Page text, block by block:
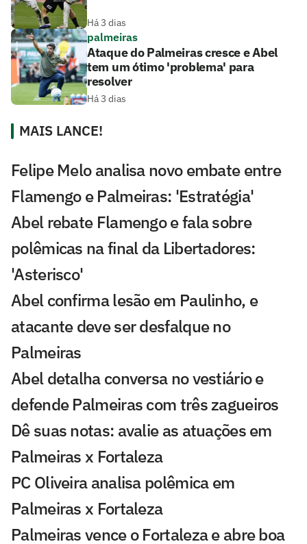
Há 3 dias
palmeiras
Ataque do Palmeiras cresce e Abel
tem um ótimo 'problema' para
resolver
Há 3 dias
MAIS LANCE!
Felipe Melo analisa novo embate entre
Flamengo e Palmeiras: 'Estratégia'
Abel rebate Flamengo e fala sobre
polêmicas na final da Libertadores:
'Asterisco'
Abel confirma lesão em Paulinho, e
atacante deve ser desfalque no
Palmeiras
Abel detalha conversa no vestiário e
defende Palmeiras com três zagueiros
Dê suas notas: avalie as atuações em
Palmeiras x Fortaleza
PC Oliveira analisa polêmica em
Palmeiras x Fortaleza
Palmeiras vence o Fortaleza e abre boa